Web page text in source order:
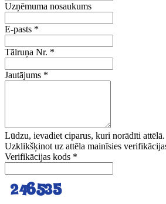
Uzņēmuma nosaukums
E-pasts *
Tālruņa Nr. *
Jautājums *
Lūdzu, ievadiet ciparus, kuri norādīti attēlā.
Uzklikšķinot uz attēla mainīsies
Verifikācijas kods *